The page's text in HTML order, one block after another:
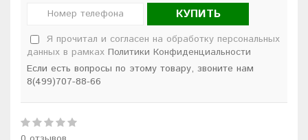
КУПИТЬ
Я прочитал и согласен на обработку персональных
данных в рамках Политики Конфиденциальности
Если есть вопросы по этому товару, звоните нам
8(499)707-88-66